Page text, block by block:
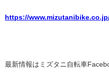
https://
最新情報はミズタニ自転車